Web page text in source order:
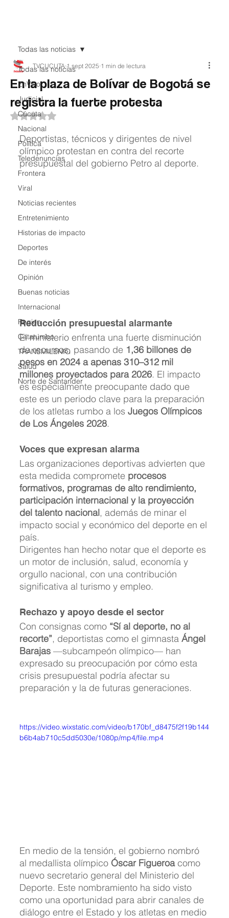
Todas las noticias
EnVivo
Judicial
Cúcuta
Nacional
Política
Teledenuncias
Frontera
Viral
Noticias recientes
Entretenimiento
Historias de impacto
Deportes
De interés
Opinión
Buenas noticias
Internacional
Region
Catatumbo
TRANSMILENIO
Salud
Norte de Santander
Todas las noticias
En la plaza de Bolívar de Bogotá se
registra la fuerte protesta
TVCUCUTA 1 sept 2025 1 min de lectura
Obtuvo NaN de 5 estrellas.
Deportistas, técnicos y dirigentes de nivel
olímpico protestan en contra del recorte
presupuestal del gobierno Petro al deporte.
Reducción presupuestal alarmante
El ministerio enfrenta una fuerte disminución
de recursos, pasando de 1,36 billones de
pesos en 2024 a apenas 310–312 mil
millones proyectados para 2026. El impacto
es especialmente preocupante dado que
este es un periodo clave para la preparación
de los atletas rumbo a los Juegos Olímpicos
de Los Ángeles 2028.
Voces que expresan alarma
Las organizaciones deportivas advierten que
esta medida compromete procesos
formativos, programas de alto rendimiento,
participación internacional y la proyección
del talento nacional, además de minar el
impacto social y económico del deporte en el
país.
Dirigentes han hecho notar que el deporte es
un motor de inclusión, salud, economía y
orgullo nacional, con una contribución
significativa al turismo y empleo.
Rechazo y apoyo desde el sector
Con consignas como “Sí al deporte, no al
recorte”, deportistas como el gimnasta Ángel
Barajas —subcampeón olímpico— han
expresado su preocupación por cómo esta
crisis presupuestal podría afectar su
preparación y la de futuras generaciones.
https://video.wixstatic.com/video/b170bf_d8475f2f19b144
b6b4ab710c5dd5030e/1080p/mp4/file.mp4
En medio de la tensión, el gobierno nombró
al medallista olímpico Óscar Figueroa como
nuevo secretario general del Ministerio del
Deporte. Este nombramiento ha sido visto
como una oportunidad para abrir canales de
diálogo entre el Estado y los atletas en medio